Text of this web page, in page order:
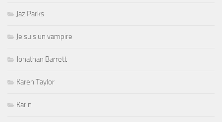
Jaz Parks
Je suis un vampire
Jonathan Barrett
Karen Taylor
Karin